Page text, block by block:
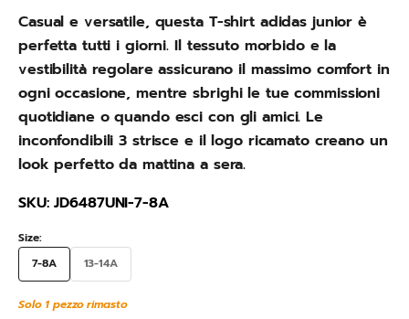
Casual e versatile, questa T-shirt adidas junior è
perfetta tutti i giorni. Il tessuto morbido e la
vestibilità regolare assicurano il massimo comfort in
ogni occasione, mentre sbrighi le tue commissioni
quotidiane o quando esci con gli amici. Le
inconfondibili 3 strisce e il logo ricamato creano un
look perfetto da mattina a sera.
SKU: JD6487UNI-7-8A
Size:
7-8A
13-14A
Solo 1 pezzo rimasto